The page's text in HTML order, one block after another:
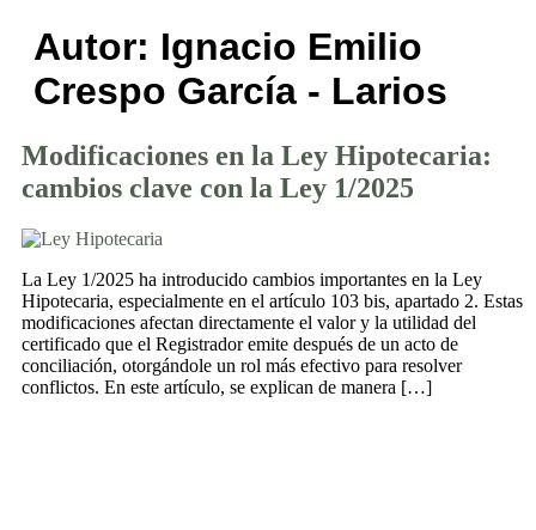
Autor: Ignacio Emilio
Crespo García - Larios
Modificaciones en la Ley Hipotecaria:
cambios clave con la Ley 1/2025
La Ley 1/2025 ha introducido cambios importantes en la Ley
Hipotecaria, especialmente en el artículo 103 bis, apartado 2. Estas
modificaciones afectan directamente el valor y la utilidad del
certificado que el Registrador emite después de un acto de
conciliación, otorgándole un rol más efectivo para resolver
conflictos. En este artículo, se explican de manera […]